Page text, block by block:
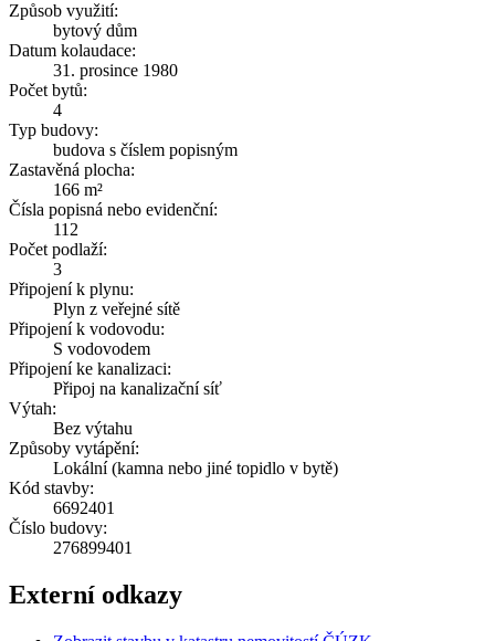
Způsob využití:
bytový dům
Datum kolaudace:
31. prosince 1980
Počet bytů:
4
Typ budovy:
budova s číslem popisným
Zastavěná plocha:
166 m²
Čísla popisná nebo evidenční:
112
Počet podlaží:
3
Připojení k plynu:
Plyn z veřejné sítě
Připojení k vodovodu:
S vodovodem
Připojení ke kanalizaci:
Připoj na kanalizační síť
Výtah:
Bez výtahu
Způsoby vytápění:
Lokální (kamna nebo jiné topidlo v bytě)
Kód stavby:
6692401
Číslo budovy:
276899401
Externí odkazy